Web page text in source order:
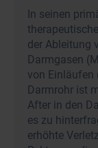
In seinen
der Ableitung
Darmgasen
von Einläufen
Darmrohr ist
After in den
es zu
erhöhte